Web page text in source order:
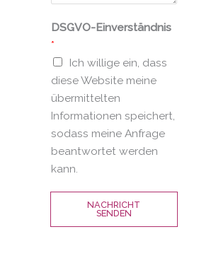
DSGVO-Einverständnis
*
Ich willige ein, dass
diese Website meine
übermittelten
Informationen speichert,
sodass meine Anfrage
beantwortet werden
kann.
NACHRICHT
SENDEN